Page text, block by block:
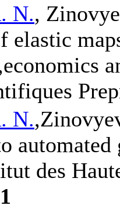
N.,
elastic
N.,
des